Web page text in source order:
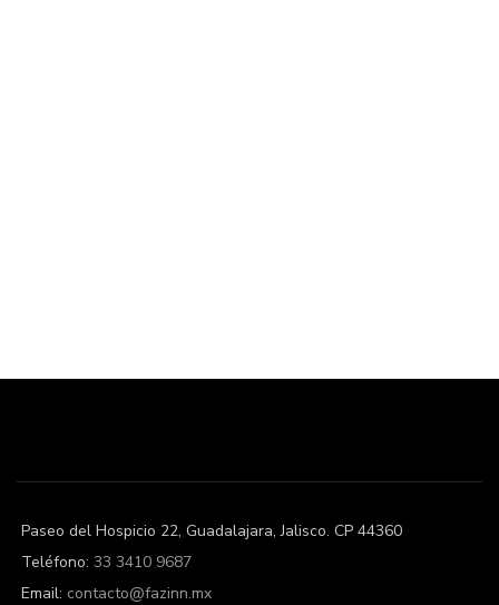
Paseo del Hospicio 22, Guadalajara, Jalisco. CP 44360
Teléfono: 33 3410 9687
Email: contacto@fazinn.mx